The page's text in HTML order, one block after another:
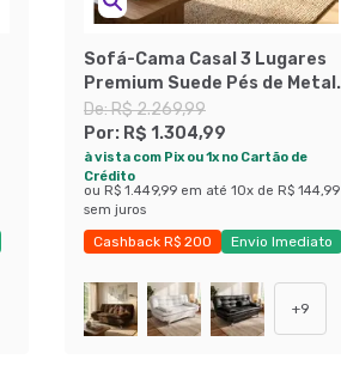
Sofá-Cama Casal 3 Lugares
Premium Suede Pés de Metal
Preto
De:R$ 2.269,99
Por: R$ 1.304,99
à vista com Pix ou 1x no Cartão de
Crédito
ou R$ 1.449,99 em até 10x de R$ 144,99
sem juros
Cashback R$ 200
Envio Imediato
+9